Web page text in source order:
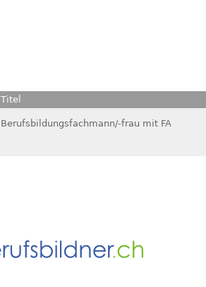
Titel
Berufsbildungsfachmann/-frau mit FA